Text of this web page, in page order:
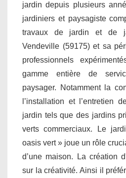
jardin depuis plusieurs
jardiniers et paysagiste
travaux de jardin et de
Vendeville (59175) et sa
professionnels
gamme entière de
paysager. Notamment la
l’installation et l’entretien
jardin tels que des jardins
verts commerciaux. Le
oasis vert » joue un rôle
d’une maison. La création
sur la créativité. Ainsi il